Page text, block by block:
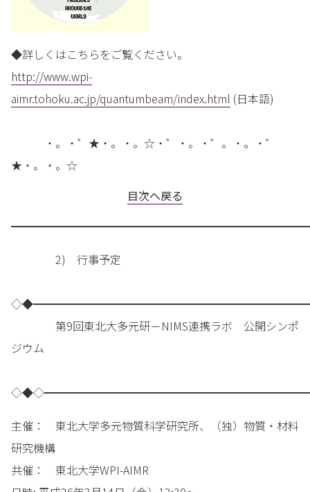
◆詳しくはこちらをご覧ください。
http://www.wpi-
aimr.tohoku.ac.jp/quantumbeam/index.html (日本語)
・。・゜★・。・。☆・゜・。・゜。・。・゜
★・。・。☆
目次へ戻る
2) 行事予定
第9回東北大多元研－NIMS連携ラボ 公開シンポ
ジウム
主催： 東北大学多元物質科学研究所、（独）物質・材料
研究機構
共催： 東北大学WPI-AIMR